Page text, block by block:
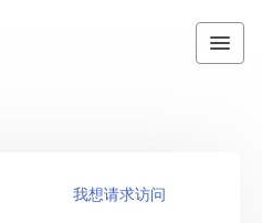
我想请求访问